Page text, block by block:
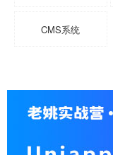
CMS系统